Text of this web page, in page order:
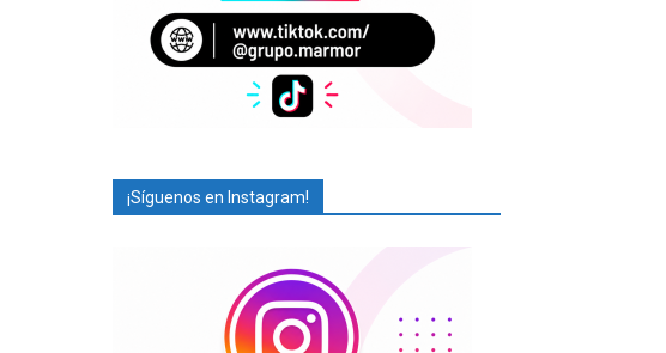
¡Síguenos en Instagram!